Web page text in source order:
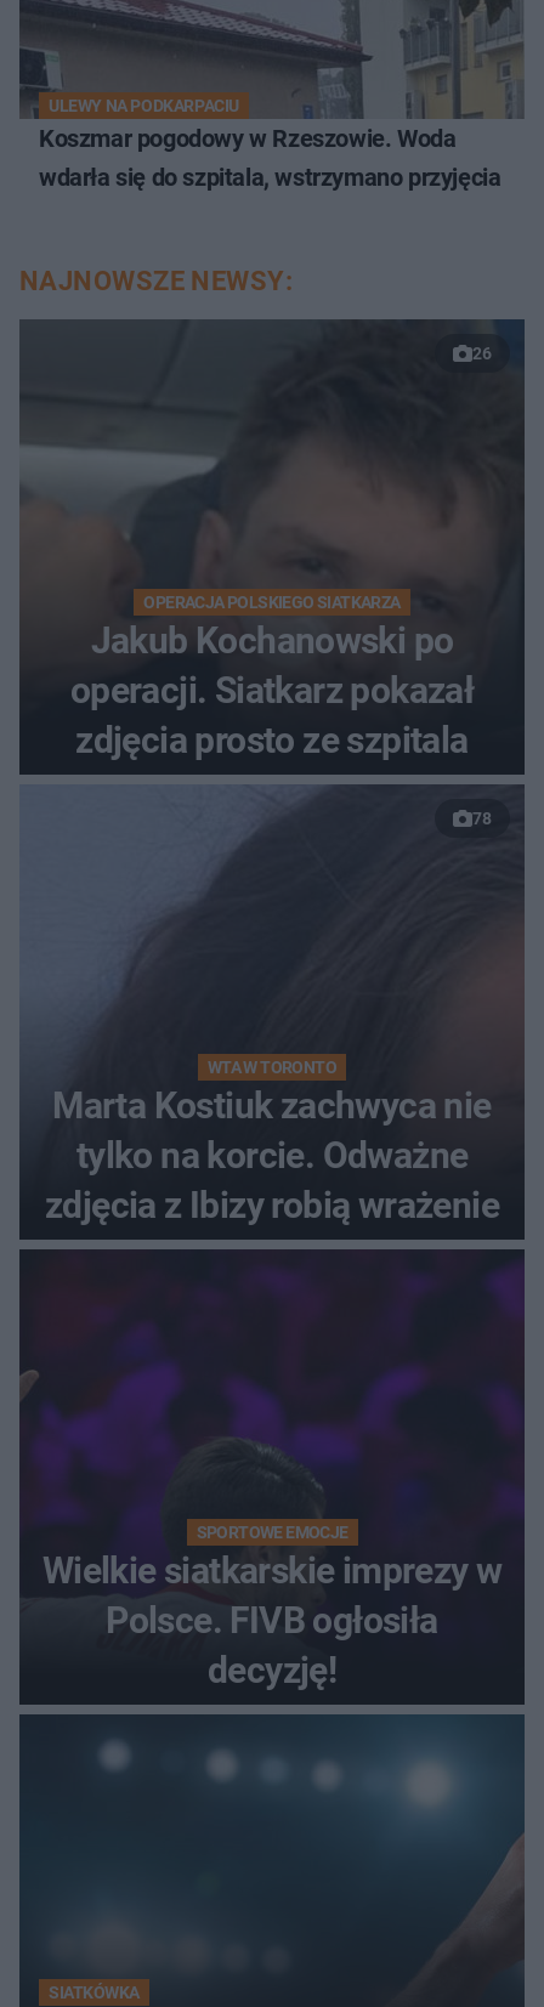
ULEWY NA PODKARPACIU
Koszmar pogodowy w Rzeszowie. Woda
wdarła się do szpitala, wstrzymano przyjęcia
NAJNOWSZE NEWSY:
26
OPERACJA POLSKIEGO SIATKARZA
Jakub Kochanowski po
operacji. Siatkarz pokazał
zdjęcia prosto ze szpitala
78
WTA W TORONTO
Marta Kostiuk zachwyca nie
tylko na korcie. Odważne
zdjęcia z Ibizy robią wrażenie
SPORTOWE EMOCJE
Wielkie siatkarskie imprezy w
Polsce. FIVB ogłosiła
decyzję!
SIATKÓWKA